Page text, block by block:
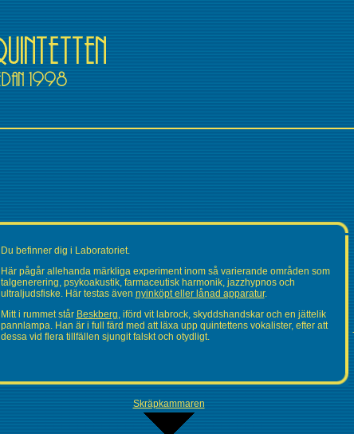
Du befinner dig i Laboratoriet.
Här pågår allehanda märkliga experiment inom så varierande områden som
talgenerering, psykoakustik, farmaceutisk harmonik, jazzhypnos och
ultraljudsfiske. Här testas även nyinköpt eller lånad apparatur.
Mitt i rummet står Beskberg, iförd vit labrock, skyddshandskar och en jättelik
pannlampa. Han är i full färd med att läxa upp quintettens vokalister, efter att
dessa vid flera tillfällen sjungit falskt och otydligt.
Skräpkammaren